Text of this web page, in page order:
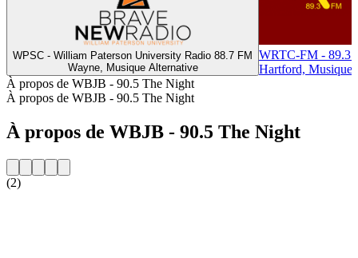
WPSC - William Paterson University Radio 88.7 FM
Wayne, Musique Alternative
WRTC-FM - 89.3
Hartford, Musique
À propos de WBJB - 90.5 The Night
À propos de WBJB - 90.5 The Night
À propos de WBJB - 90.5 The Night
(2)